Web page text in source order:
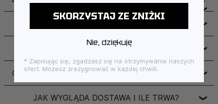
❯
❯
CZY PRODUKTY OBJĘTE SĄ GWARANCJĄ? ❯
CZY MOGĘ ZWRÓCIĆ LUB WYMIENIĆ PRODUKT? ❯
JAK WYGLĄDA DOSTAWA I ILE TRWA? ❯
SKORZYSTAJ ZE ZNIŻKI
Nie, dziękuję
* Zapisując się, zgadzasz się na otrzymywanie naszych
ofert. Możesz zrezygnować w każdej chwili.